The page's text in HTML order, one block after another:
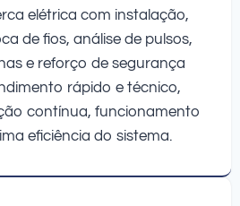
elétrica com instalação,
de fios, análise de pulsos,
e reforço de segurança
rápido e técnico,
contínua, funcionamento
eficiência do sistema.